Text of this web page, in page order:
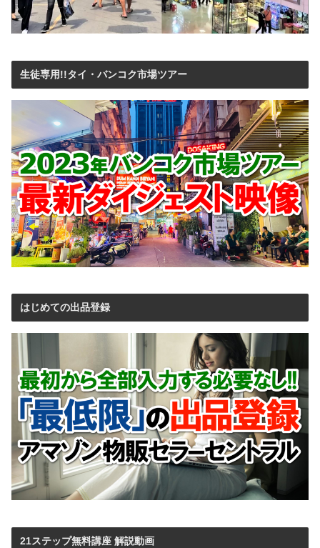
生徒専用!!タイ・バンコク市場ツアー
はじめての出品登録
21ステップ無料講座 解説動画